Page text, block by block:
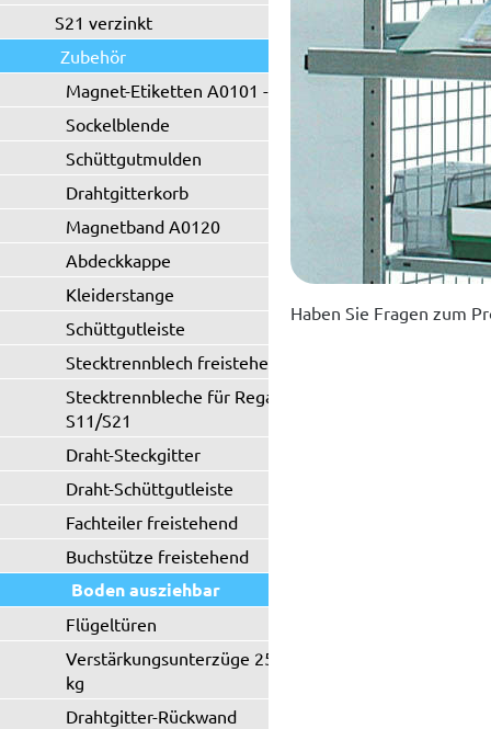
S21 verzinkt
Zubehör
Magnet-Etiketten A0101 - A0102
Sockelblende
Schüttgutmulden
Drahtgitterkorb
Magnetband A0120
Abdeckkappe
Kleiderstange
Schüttgutleiste
Stecktrennblech freistehend
Stecktrennbleche für Regaltyp
S11/S21
Draht-Steckgitter
Draht-Schüttgutleiste
Fachteiler freistehend
Buchstütze freistehend
Boden ausziehbar
Flügeltüren
Verstärkungsunterzüge 250 / 330
kg
Drahtgitter-Rückwand
Haben Sie Fragen zum